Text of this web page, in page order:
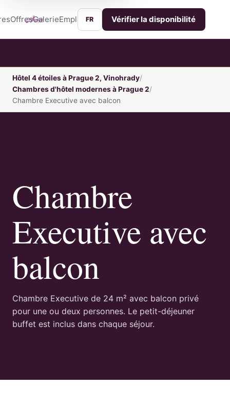
OffresGalerieEmplacement Services Contact
FR Vérifier la disponibilité
Hôtel 4 étoiles à Prague 2, Vinohrady
Chambres d'hôtel modernes à Prague 2
Chambre Executive avec balcon
Chambre
Executive avec
balcon
Chambre Executive de 24 m² avec balcon privé
pour une ou deux personnes. Le petit-déjeuner
buffet est inclus dans chaque séjour.